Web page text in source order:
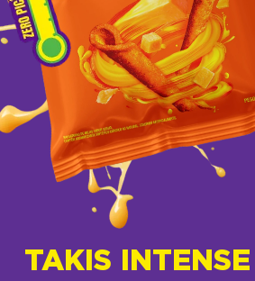
TAKIS INTENSE